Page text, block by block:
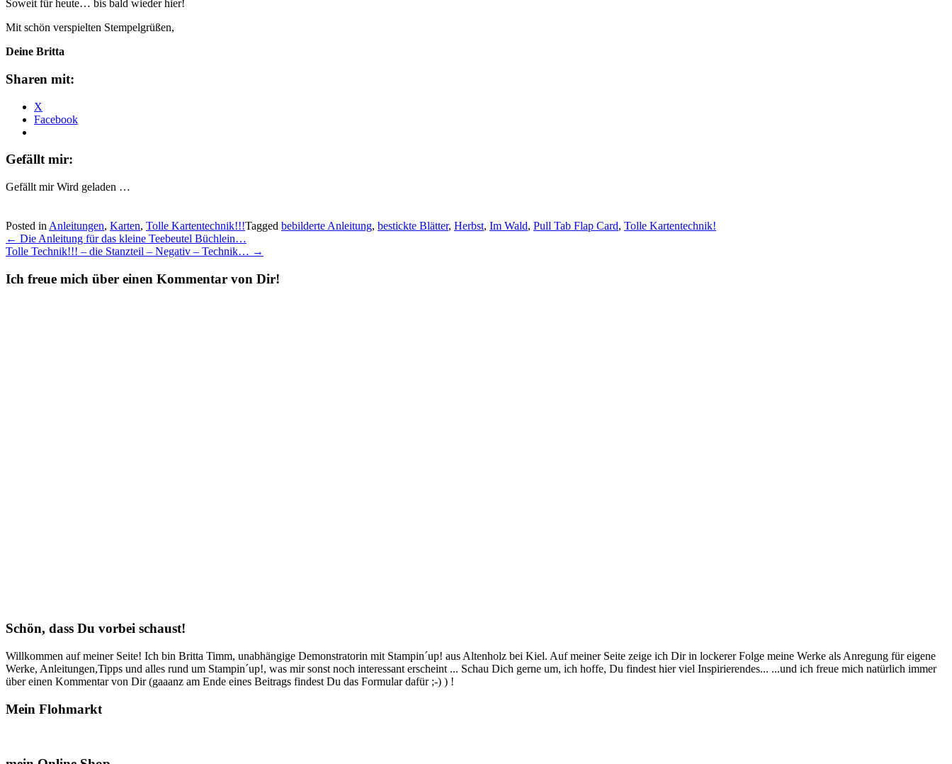
Soweit für heute… bis bald wieder hier!
Mit schön verspielten Stempelgrüßen,
Deine Britta
Sharen mit:
X
Facebook
Gefällt mir:
Gefällt mir Wird geladen …
Posted in Anleitungen, Karten, Tolle Kartentechnik!!!Tagged bebilderte Anleitung, bestickte Blätter, Herbst, Im Wald, Pull Tab Flap Card, Tolle Kartentechnik!
Post
navigation
← Die Anleitung für das kleine Teebeutel Büchlein…
Tolle Technik!!! – die Stanzteil – Negativ – Technik… →
Ich freue mich über einen Kommentar von Dir!
Schön, dass Du vorbei schaust!
Willkommen auf meiner Seite! Ich bin Britta Timm, unabhängige Demonstratorin mit Stampin´up! aus Altenholz bei Kiel. Auf meiner Seite zeige ich Dir in lockerer Folge meine Werke als Anregung für eigene
Werke, Anleitungen,Tipps und alles rund um Stampin´up!, was mir sonst noch interessant erscheint ... Schau Dich gerne um, ich hoffe, Du findest hier viel Inspirierendes... ...und ich freue mich natürlich immer
über einen Kommentar von Dir (gaaanz am Ende eines Beitrags findest Du das Formular dafür ;-) ) !
Mein Flohmarkt